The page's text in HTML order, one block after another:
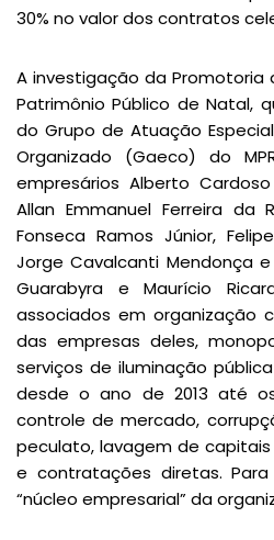
30% no valor dos contratos
A investigação da Promotoria
Patrimônio Público de Natal,
do Grupo de Atuação
Organizado (Gaeco) do
empresários Alberto
Allan Emmanuel Ferreira da
Fonseca Ramos Júnior,
Jorge Cavalcanti Mendonça
Guarabyra e Maurício
associados em organização
das empresas deles,
serviços de iluminação
desde o ano de 2013 até
controle de mercado,
peculato, lavagem de
e contratações diretas.
“núcleo empresarial” da